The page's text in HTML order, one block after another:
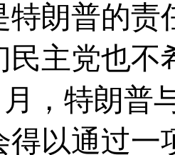
特朗普的
民主党也不
特朗普与
得以通过一